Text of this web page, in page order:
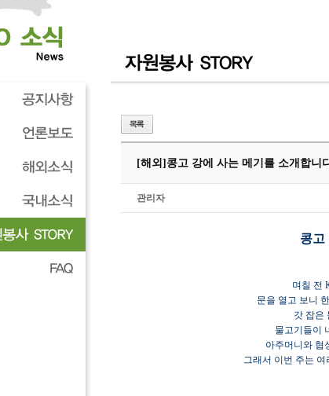
[해외] 콩고 강에 사는 메기를 소개합니
관리자
콩고
며칠 전
문을 열고 보니
갓 잡은
물고기들이
아주머니와 협
그래서 이번 주는 여